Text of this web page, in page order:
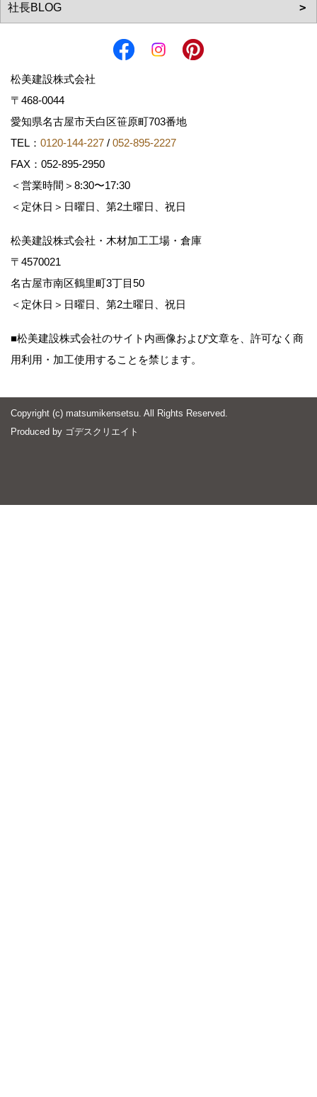
松美建設株式会社
〒468-0044
愛知県名古屋市天白区笹原町703番地
TEL： 0120-144-227 / 052-895-2227
FAX：052-895-2950
＜営業時間＞8:30〜17:30
＜定休日＞日曜日、第2土曜日、祝日
松美建設株式会社・木材加工工場・倉庫
〒4570021
名古屋市南区鶴里町3丁目50
＜定休日＞日曜日、第2土曜日、祝日
■松美建設株式会社のサイト内画像および文章を、許可なく商
用利用・加工使用することを禁じます。
Copyright (c) matsumikensetsu. All Rights Reserved.
Produced by ゴデスクリエイト